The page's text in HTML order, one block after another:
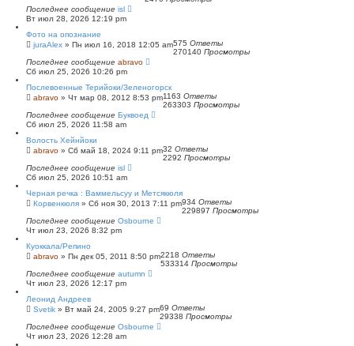
Последнее сообщение isl
Вт июл 28, 2026 12:19 pm
Фото на опознание
juraAlex » Пн июл 16, 2018 12:05 am575 Ответы
270140 Просмотры
Последнее сообщение abravo
Сб июл 25, 2026 10:26 pm
Послевоенные Терийоки/Зеленогорск
abravo » Чт мар 08, 2012 8:53 pm1163 Ответы
263303 Просмотры
Последнее сообщение Буквоед
Сб июл 25, 2026 11:58 am
Волость Хейнйоки
abravo » Сб май 18, 2024 9:11 pm32 Ответы
2292 Просмотры
Последнее сообщение isl
Сб июл 25, 2026 10:51 am
Черная речка : Ваммельсуу и Метсякюля
Корвенкюля » Сб ноя 30, 2013 7:11 pm934 Ответы
229897 Просмотры
Последнее сообщение Osbourne
Чт июл 23, 2026 8:32 pm
Куоккала/Репино
abravo » Пн дек 05, 2011 8:50 pm2218 Ответы
533314 Просмотры
Последнее сообщение autumn
Чт июл 23, 2026 12:17 pm
Леонид Андреев
Svetik » Вт май 24, 2005 9:27 pm69 Ответы
29338 Просмотры
Последнее сообщение Osbourne
Чт июл 23, 2026 12:28 am